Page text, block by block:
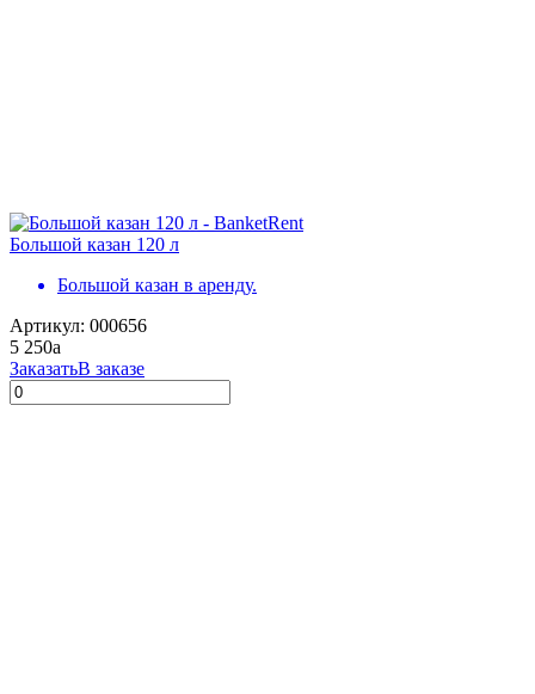
Большой казан 120 л
Большой казан в аренду.
Артикул: 000656
5 250a
ЗаказатьВ заказе